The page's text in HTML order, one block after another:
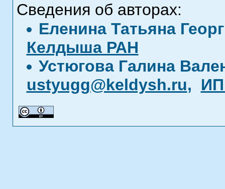
Сведения об авторах:
Еленина Татьяна
Келдыша РАН
Устюгова Галина
ustyugg@keldysh.ru,